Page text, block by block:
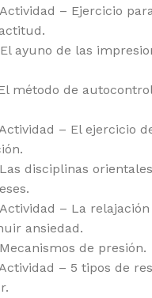
– Ejercicio
ayuno de las
método de
– El ejercicio
disciplinas
– La
ansiedad.
de presión.
– 5 tipos de